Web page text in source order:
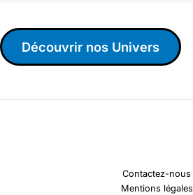
Découvrir nos Univers
Contactez-nous
Mentions légales